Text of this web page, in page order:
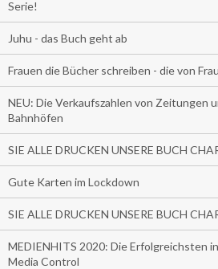
Serie!
Juhu - das Buch geht ab
Frauen die Bücher schreiben - die von
NEU: Die Verkaufszahlen von Zeitungen
Bahnhöfen
SIE ALLE DRUCKEN UNSERE BUCH
Gute Karten im Lockdown
SIE ALLE DRUCKEN UNSERE BUCH
MEDIENHITS 2020: Die Erfolgreichsten
Media Control